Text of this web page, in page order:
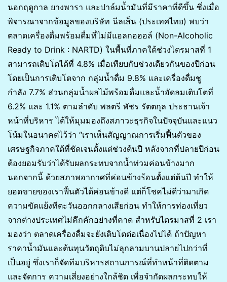
นอกฤดูกาล ยางพารา และปาล์มน้ำมันที่มีราคาที่ดีขึ้น ซึ่งเมื่อ
พิจารณาจากข้อมูลของบริษัท นีลเส็น (ประเทศไทย) พบว่า
ตลาดเครื่องดื่มพร้อมดื่มที่ไม่มีแอลกอฮอล์ (Non-Alcoholic
Ready to Drink : NARTD) ในพื้นที่ภาคใต้ช่วงไตรมาสที่ 1
สามารถเติบโตได้ที่ 4.8% เมื่อเทียบกับช่วงเดียวกันของปีก่อน
โดยเป็นการเติบโตจาก กลุ่มน้ำดื่ม 9.8% และเครื่องดื่มชู
กำลัง 7.7% ส่วนกลุ่มน้ำผลไม้พร้อมดื่มและน้ำอัดลมเติบโตที่
6.2% และ 1.1% ตามลำดับ พลตรี พัชร รัตตกุล ประธานเจ้า
หน้าที่บริหาร ได้ให้มุมมองถึงสภาวะธุรกิจในปัจจุบันและแนว
โน้มในอนาคตไว้ว่า “เราเห็นสัญญาณการเริ่มฟื้นตัวของ
เศรษฐกิจภาคใต้ที่ชัดเจนตั้งแต่ช่วงต้นปี หลังจากที่ปลายปีก่อน
ต้องยอมรับว่าได้รับผลกระทบจากน้ำท่วมค่อนข้างมาก
นอกจากนี้ ด้วยสภาพอากาศที่ค่อนข้างร้อนตั้งแต่ต้นปี ทำให้
ยอดขายของเราฟื้นตัวได้ค่อนข้างดี แต่ก็โชคไม่ดีว่ามาเกิด
ความขัดแย้งทีตะวันออกกลางเสียก่อน ทำให้การท่องเที่ยว
จากต่างประเทศไม่คึกคักอย่างที่คาด สำหรับไตรมาสที่ 2 เรา
มองว่า ตลาดเครื่องดื่มจะยังเติบโตต่อเนื่องไปได้ ถ้าปัญหา
ราคาน้ำมันและต้นทุนวัตถุดิบไม่ลุกลามบานปลายไปกว่าที่
เป็นอยู่ ซึ่งเราก็จัดทีมบริหารสถานการณ์ที่ทำหน้าที่ติดตาม
และจัดการ ความเสี่ยงอย่างใกล้ชิด เพื่อจำกัดผลกระทบให้